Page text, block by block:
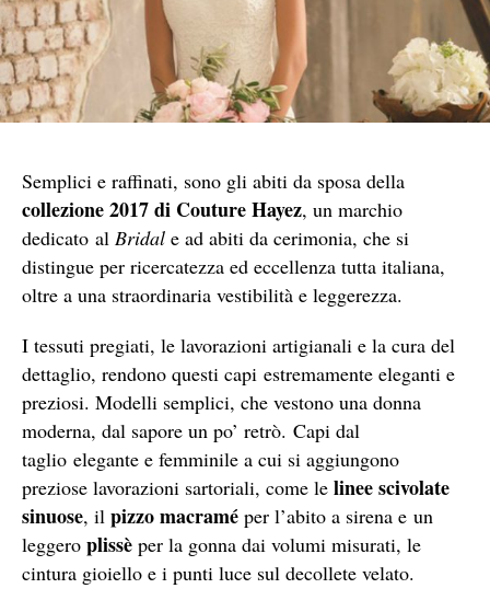
Semplici e raffinati, sono gli abiti da sposa della
collezione 2017 di Couture Hayez, un marchio
dedicato al Bridal e ad abiti da cerimonia, che si
distingue per ricercatezza ed eccellenza tutta italiana,
oltre a una straordinaria vestibilità e leggerezza.
I tessuti pregiati, le lavorazioni artigianali e la cura del
dettaglio, rendono questi capi estremamente eleganti e
preziosi. Modelli semplici, che vestono una donna
moderna, dal sapore un po’ retrò. Capi dal
taglio elegante e femminile a cui si aggiungono
preziose lavorazioni sartoriali, come le linee scivolate
sinuose, il pizzo macramé per l’abito a sirena e un
leggero plissè per la gonna dai volumi misurati, le
cintura gioiello e i punti luce sul decollete velato.